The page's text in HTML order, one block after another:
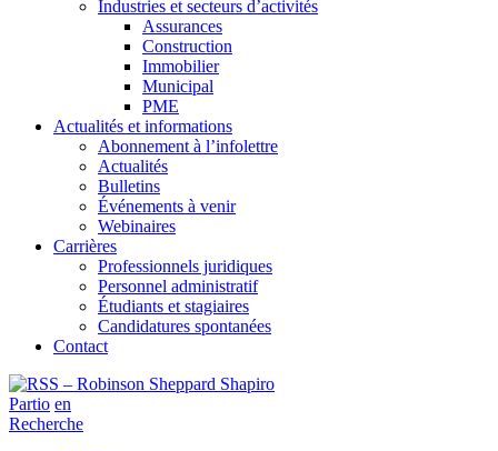
Industries et secteurs d’activités
Assurances
Construction
Immobilier
Municipal
PME
Actualités et informations
Abonnement à l’infolettre
Actualités
Bulletins
Événements à venir
Webinaires
Carrières
Professionnels juridiques
Personnel administratif
Étudiants et stagiaires
Candidatures spontanées
Contact
Partio en
Recherche